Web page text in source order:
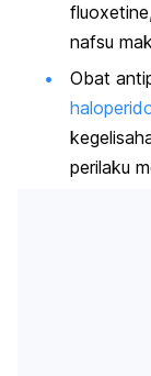
nafsu
Obat
perilaku